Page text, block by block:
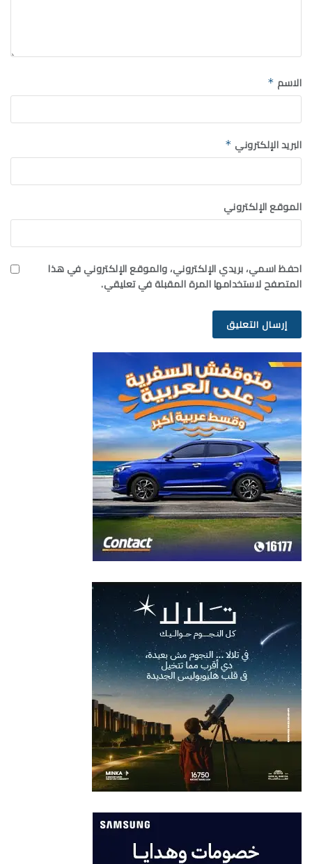
الاسم *
البريد الإلكتروني *
الموقع الإلكتروني
احفظ اسمي، بريدي الإلكتروني، والموقع الإلكتروني في هذا
المتصفح لاستخدامها المرة المقبلة في تعليقي.